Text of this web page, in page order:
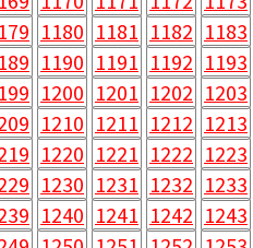
1180 1181 1182 1183
1190 1191 1192 1193
1200 1201 1202 1203
1210 1211 1212 1213
1220 1221 1222 1223
1230 1231 1232 1233
1240 1241 1242 1243